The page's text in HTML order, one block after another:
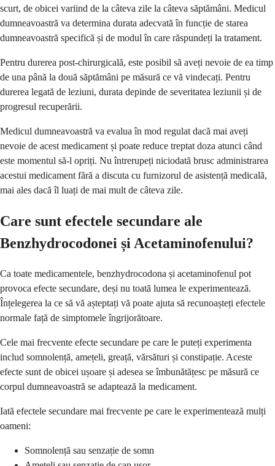
scurt, de obicei variind de la câteva zile la câteva săptămâni. Medicul
dumneavoastră va determina durata adecvată în funcție de starea
dumneavoastră specifică și de modul în care răspundeți la tratament.
Pentru durerea post-chirurgicală, este posibil să aveți nevoie de ea timp
de una până la două săptămâni pe măsură ce vă vindecați. Pentru
durerea legată de leziuni, durata depinde de severitatea leziunii și de
progresul recuperării.
Medicul dumneavoastră va evalua în mod regulat dacă mai aveți
nevoie de acest medicament și poate reduce treptat doza atunci când
este momentul să-l opriți. Nu întrerupeți niciodată brusc administrarea
acestui medicament fără a discuta cu furnizorul de asistență medicală,
mai ales dacă îl luați de mai mult de câteva zile.
Care sunt efectele secundare ale
Benzhydrocodonei și Acetaminofenului?
Ca toate medicamentele, benzhydrocodona și acetaminofenul pot
provoca efecte secundare, deși nu toată lumea le experimentează.
Înțelegerea la ce să vă așteptați vă poate ajuta să recunoașteți efectele
normale față de simptomele îngrijorătoare.
Cele mai frecvente efecte secundare pe care le puteți experimenta
includ somnolență, amețeli, greață, vărsături și constipație. Aceste
efecte sunt de obicei ușoare și adesea se îmbunătățesc pe măsură ce
corpul dumneavoastră se adaptează la medicament.
Iată efectele secundare mai frecvente pe care le experimentează mulți
oameni:
Somnolență sau senzație de somn